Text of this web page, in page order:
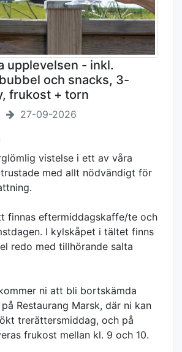
upplevelsen - inkl.
och snacks, 3-
frukost + torn
27-09-2026
vistelse i ett av våra
med allt nödvändigt för
finnas eftermiddagskaffe/te och
I kylskåpet i tältet finns
redo med tillhörande salta
ni att bli bortskämda
Restaurang Marsk, där ni kan
trerättersmiddag, och på
frukost mellan kl. 9 och 10.